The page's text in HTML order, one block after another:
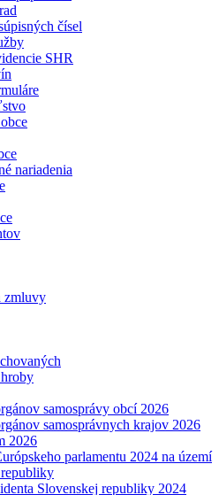
čísel
SHR
nariadenia
zmluvy
samosprávy obcí 2026
samosprávnych krajov 2026
2026
parlamentu 2024 na území
Slovenskej republiky 2024